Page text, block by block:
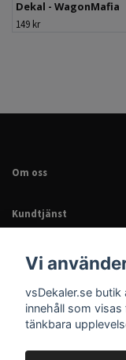
Dekal - WagonMafia
149 kr
Om oss
Kundtjänst
Läs mer
Sociala medier
Vi
vsDekaler.se
innehåll som
tänkbara